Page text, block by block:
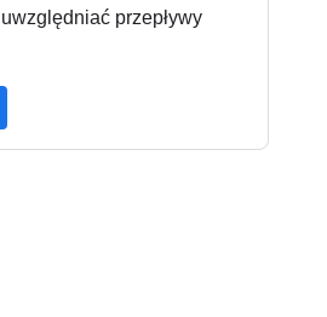
przepływy